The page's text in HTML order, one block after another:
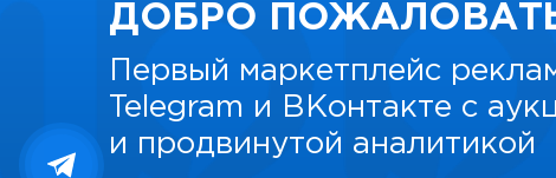
ДОБРО
Первый маркетплейс
Telegram и ВКонтакте с
и продвинутой аналитикой